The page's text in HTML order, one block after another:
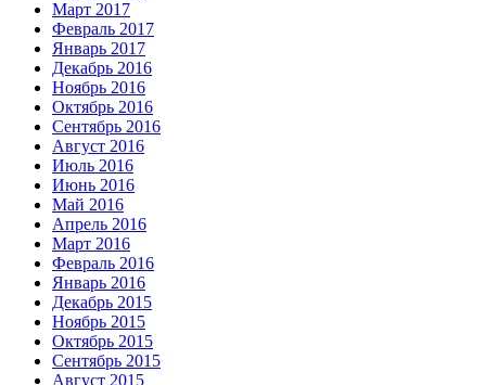
Март 2017
Февраль 2017
Январь 2017
Декабрь 2016
Ноябрь 2016
Октябрь 2016
Сентябрь 2016
Август 2016
Июль 2016
Июнь 2016
Май 2016
Апрель 2016
Март 2016
Февраль 2016
Январь 2016
Декабрь 2015
Ноябрь 2015
Октябрь 2015
Сентябрь 2015
Август 2015